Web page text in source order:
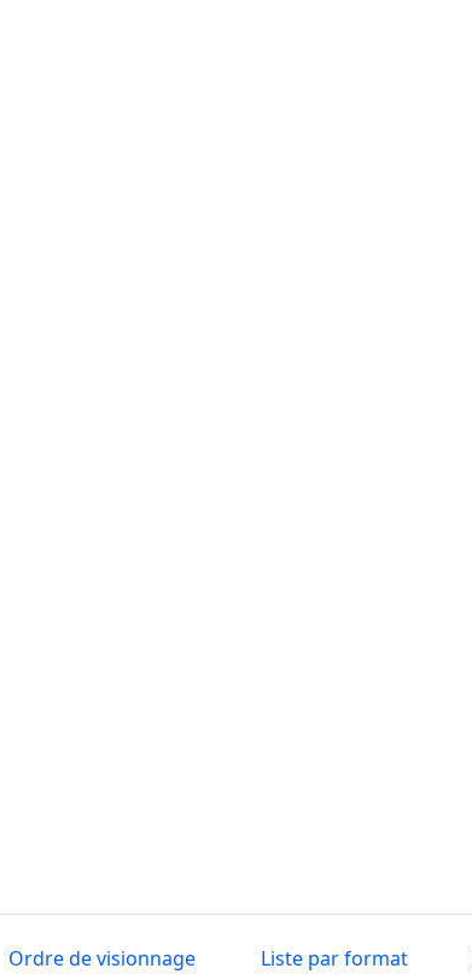
Ordre de visionnage Liste par format